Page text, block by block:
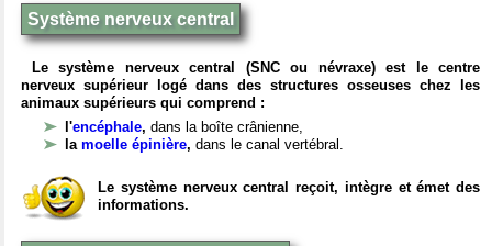
Système nerveux central
Le système nerveux central (SNC ou névraxe) est le centre
nerveux supérieur logé dans des structures osseuses chez les
animaux supérieurs qui comprend :
l'encéphale, dans la boîte crânienne,
la moelle épinière, dans le canal vertébral.
Le système nerveux central reçoit, intègre et émet des
informations.